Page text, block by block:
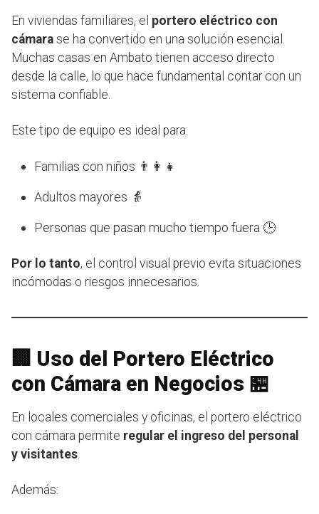
En viviendas familiares, el portero eléctrico con
cámara se ha convertido en una solución esencial.
Muchas casas en Ambato tienen acceso directo
desde la calle, lo que hace fundamental contar con un
sistema confiable.
Este tipo de equipo es ideal para:
Familias con niños 👨‍👩‍👧
Adultos mayores 👵
Personas que pasan mucho tiempo fuera 🕒
Por lo tanto, el control visual previo evita situaciones
incómodas o riesgos innecesarios.
🏢 Uso del Portero Eléctrico
con Cámara en Negocios 🏪
En locales comerciales y oficinas, el portero eléctrico
con cámara permite regular el ingreso del personal
y visitantes
Además: